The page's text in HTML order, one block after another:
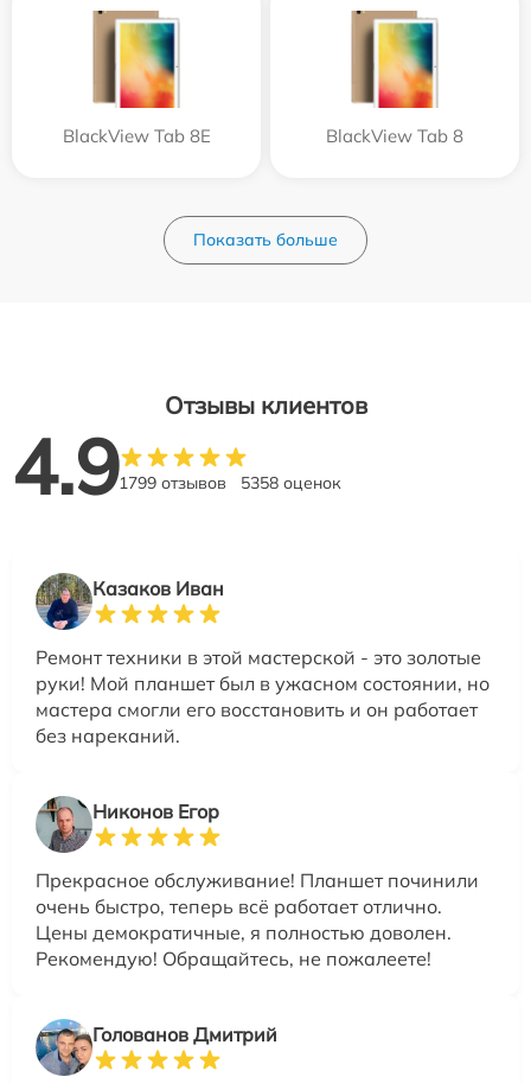
BlackView Tab 8E BlackView Tab 8
Показать больше
Отзывы клиентов
4.91799 отзывов 5358 оценок
Казаков Иван
Ремонт техники в этой мастерской - это золотые
руки! Мой планшет был в ужасном состоянии, но
мастера смогли его восстановить и он работает
без нареканий.
Никонов Егор
Прекрасное обслуживание! Планшет починили
очень быстро, теперь всё работает отлично.
Цены демократичные, я полностью доволен.
Рекомендую! Обращайтесь, не пожалеете!
Голованов Дмитрий